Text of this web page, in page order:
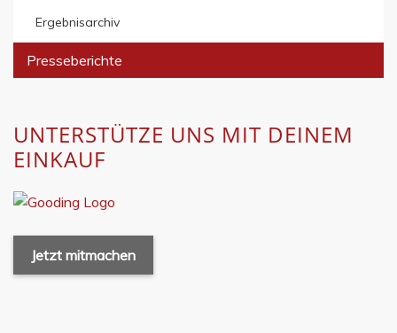
Ergebnisarchiv
Presseberichte
UNTERSTÜTZE UNS MIT DEINEM
EINKAUF
Jetzt mitmachen